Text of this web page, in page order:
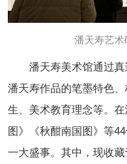
潘天寿艺术
潘天寿美术馆通过
潘天寿作品的笔墨特色
生、美术教育理念等。
图》《秋酣南国图》等
一大盛事。其中，现收